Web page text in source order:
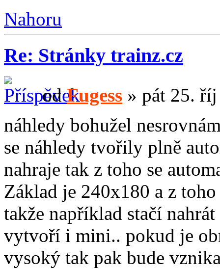
Nahoru
Re: Stránky trainz.cz
odFugess » pát 25.
náhledy bohužel
se náhledy tvořily plně
nahraje tak z toho se
Základ je 240x180 a z
takže například stačí
vytvoří i mini.. pokud je
vysoký tak pak bude